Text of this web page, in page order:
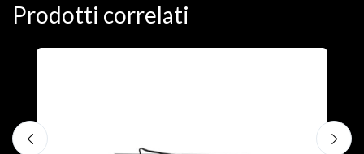
Prodotti correlati